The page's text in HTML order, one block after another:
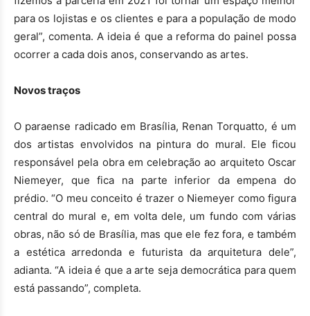
para os lojistas e os clientes e para a população de modo
geral”, comenta. A ideia é que a reforma do painel possa
ocorrer a cada dois anos, conservando as artes.
Novos traços
O paraense radicado em Brasília, Renan Torquatto, é um
dos artistas envolvidos na pintura do mural. Ele ficou
responsável pela obra em celebração ao arquiteto Oscar
Niemeyer, que fica na parte inferior da empena do
prédio. “O meu conceito é trazer o Niemeyer como figura
central do mural e, em volta dele, um fundo com várias
obras, não só de Brasília, mas que ele fez fora, e também
a estética arredonda e futurista da arquitetura dele”,
adianta. “A ideia é que a arte seja democrática para quem
está passando”, completa.